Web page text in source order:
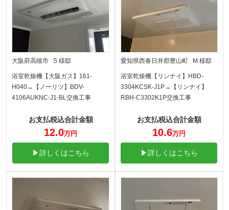
大阪府高槻市 S 様邸
浴室乾燥機【大阪ガス】161-
H040→【ノーリツ】BDV-
4106AUKNC-J1-BL交換工事
お支払税込合計金額
12.0万円
▶詳しくはこちら
愛知県西春日井郡豊山町 M 様邸
浴室乾燥機【リンナイ】HBD-
3304KCSK-J1P→【リンナイ】
RBH-C3302K1P交換工事
お支払税込合計金額
10.6万円
▶詳しくはこちら